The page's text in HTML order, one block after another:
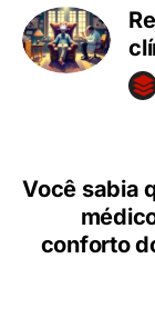
Você sabia
conforto